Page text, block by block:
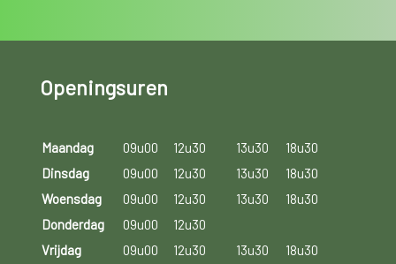
Openingsuren
Maandag 09u00 12u30 13u30
18u30
Dinsdag
09u00 12u30 13u30
18u30
Woensdag
09u00 12u30 13u30
18u30
Donderdag
09u00
12u30
Vrijdag
09u00 12u30 13u30
18u30